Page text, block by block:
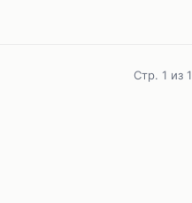
Стр. 1 из 1